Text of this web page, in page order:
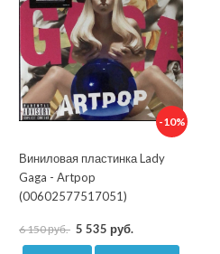
-10%
Виниловая пластинка Lady
Gaga - Artpop
(00602577517051)
6 150 руб. 5 535 руб.